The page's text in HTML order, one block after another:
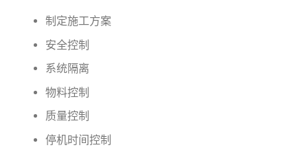
制定施工方案
安全控制
系统隔离
物料控制
质量控制
停机时间控制